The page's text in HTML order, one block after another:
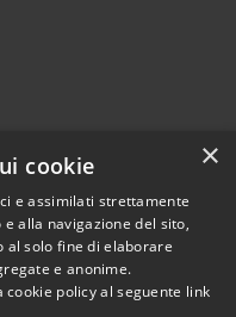
© 2026 • Comune di
Spinone al Lago • Powered by
×
cookie
e assimilati strettamente
alla navigazione del sito,
al solo fine di elaborare
e anonime.
policy al seguente link